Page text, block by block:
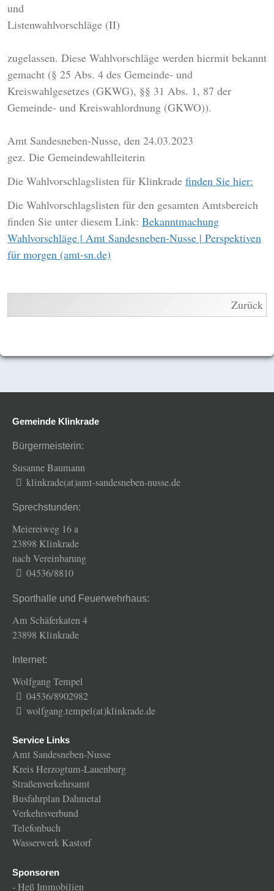
und
Listenwahlvorschläge (II)
zugelassen. Diese Wahlvorschläge werden hiermit bekannt
gemacht (§ 25 Abs. 4 des Gemeinde- und
Kreiswahlgesetzes (GKWG), §§ 31 Abs. 1, 87 der
Gemeinde- und Kreiswahlordnung (GKWO)).
Amt Sandesneben-Nusse, den 24.03.2023
gez. Die Gemeindewahlleiterin
Die Wahlvorschlagslisten für Klinkrade finden Sie hier:
Die Wahlvorschlagslisten für den gesamten Amtsbereich
finden Sie unter diesem Link: Bekanntmachung
Wahlvorschläge | Amt Sandesneben-Nusse | Perspektiven
für morgen (amt-sn.de)
Zurück
Gemeinde Klinkrade
Bürgermeisterin:
Susanne Baumann
klinkrade(at)amt-sandesneben-nusse.de
Sprechstunden:
Meiereiweg 16 a
23898 Klinkrade
nach Vereinbarung
04536/8810
Sporthalle und Feuerwehrhaus:
Am Schäferkaten 4
23898 Klinkrade
Internet:
Wolfgang Tempel
04536/8902982
wolfgang.tempel(at)klinkrade.de
Service Links
Amt Sandesneben-Nusse
Kreis Herzogtum-Lauenburg
Straßenverkehrsamt
Busfahrplan Dahmetal
Verkehrsverbund
Telefonbuch
Wasserwerk Kastorf
Sponsoren
-Heß Immobilien